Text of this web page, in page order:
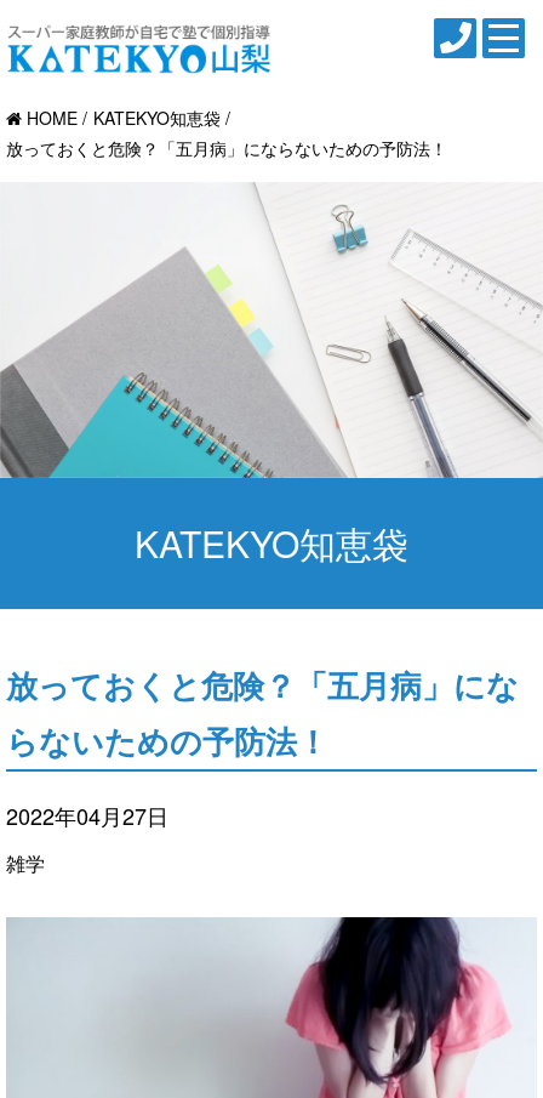
HOME
KATEKYO知恵袋
放っておくと危険？「五月病」にならないための予防法！
KATEKYO知恵袋
放っておくと危険？「五月病」にな
らないための予防法！
2022年04月27日
雑学